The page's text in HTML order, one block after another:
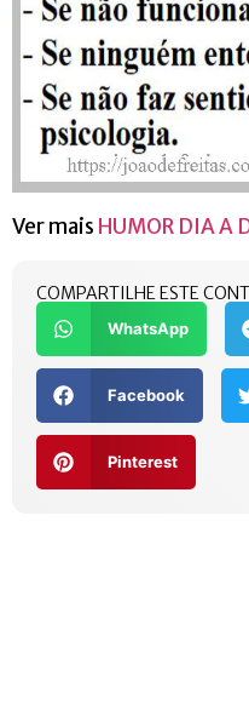
Ver mais HUMOR DIA A
COMPARTILHE ESTE
WhatsApp
Facebook
Pinterest